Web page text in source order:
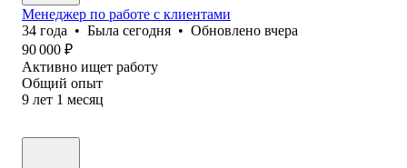
Менеджер по работе с клиентами
34 года • Была сегодня • Обновлено вчера
90 000 ₽
Активно ищет работу
Общий опыт
9 лет 1 месяц